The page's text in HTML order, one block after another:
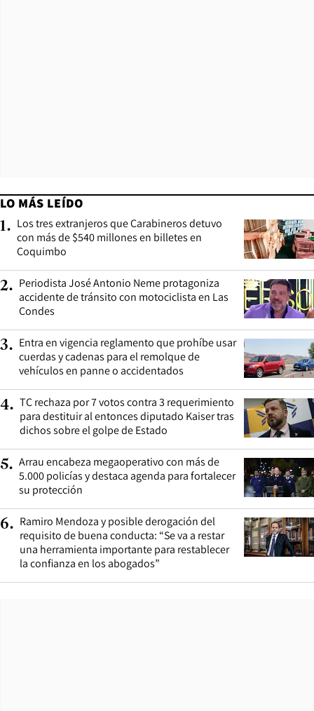
LO MÁS LEÍDO
1. Los tres extranjeros que Carabineros detuvo
con más de $540 millones en billetes en
Coquimbo
2. Periodista José Antonio Neme protagoniza
accidente de tránsito con motociclista en Las
Condes
3. Entra en vigencia reglamento que prohíbe usar
cuerdas y cadenas para el remolque de
vehículos en panne o accidentados
4. TC rechaza por 7 votos contra 3 requerimiento
para destituir al entonces diputado Kaiser tras
dichos sobre el golpe de Estado
5. Arrau encabeza megaoperativo con más de
5.000 policías y destaca agenda para fortalecer
su protección
6. Ramiro Mendoza y posible derogación del
requisito de buena conducta: “Se va a restar
una herramienta importante para restablecer
la confianza en los abogados”